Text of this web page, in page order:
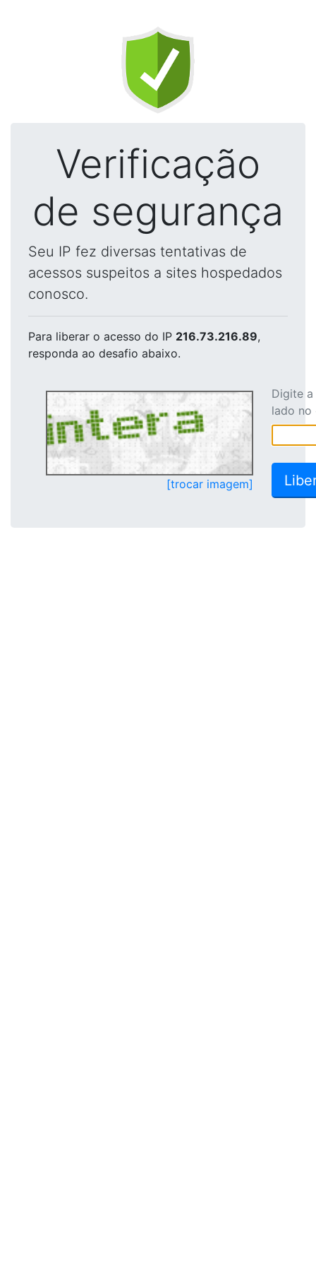
Verificação
de segurança
Seu IP fez diversas tentativas de
acessos suspeitos a sites hospedados
conosco.
Para liberar o acesso do IP 216.73.216.89,
responda ao desafio abaixo.
[trocar imagem]
Digite
lado no